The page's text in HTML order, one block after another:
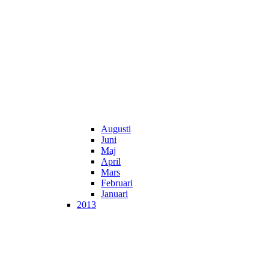
Augusti
Juni
Maj
April
Mars
Februari
Januari
2013